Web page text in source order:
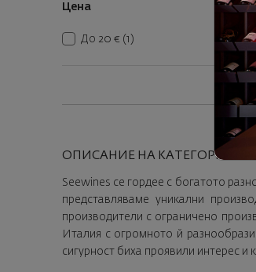
Цена
До 20 € (1)
ОПИСАНИЕ НА КАТЕГОРИЯТА
Seewines се гордее с богатото
представляваме уникални
производители с ограничено
Италия с огромното й
сигурност биха проявили интерес